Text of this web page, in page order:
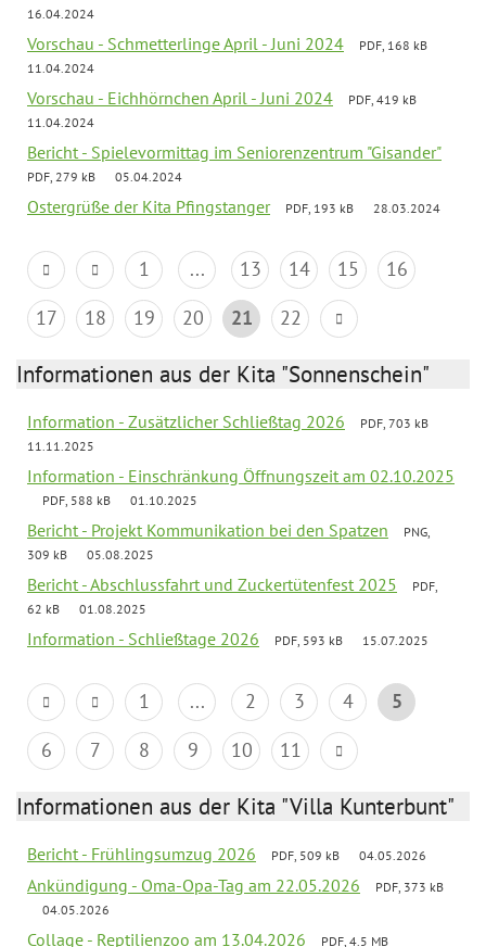
16.04.2024
Vorschau - Schmetterlinge April - Juni 2024
PDF, 168 kB
11.04.2024
Vorschau - Eichhörnchen April - Juni 2024
PDF, 419 kB
11.04.2024
Bericht - Spielevormittag im Seniorenzentrum "Gisander"
PDF, 279 kB 05.04.2024
Ostergrüße der Kita Pfingstanger PDF, 193 kB 28.03.2024
1 ... 13 14 15
16
17
18 19 20 21 22
Informationen aus der Kita "Sonnenschein"
Information - Zusätzlicher Schließtag 2026
PDF, 703 kB
11.11.2025
Information - Einschränkung Öffnungszeit am 02.10.2025
PDF, 588 kB 01.10.2025
Bericht - Projekt Kommunikation bei den Spatzen
PNG,
309 kB
05.08.2025
Bericht - Abschlussfahrt und Zuckertütenfest 2025
PDF,
62 kB
01.08.2025
Information - Schließtage 2026 PDF, 593 kB 15.07.2025
1 ... 2 3 4
5
6
7 8 9 10 11
Informationen aus der Kita "Villa Kunterbunt"
Bericht - Frühlingsumzug 2026 PDF, 509 kB 04.05.2026
Ankündigung - Oma-Opa-Tag am 22.05.2026
PDF, 373 kB
04.05.2026
Collage - Reptilienzoo am 13.04.2026 PDF, 4.5 MB